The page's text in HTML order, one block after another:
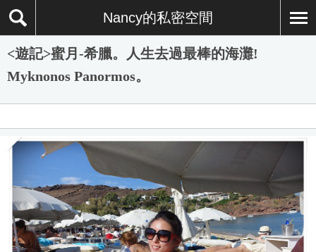
Nancy的私密空間
<遊記>蜜月-希臘。人生去過最棒的海灘!
Myknonos Panormos。